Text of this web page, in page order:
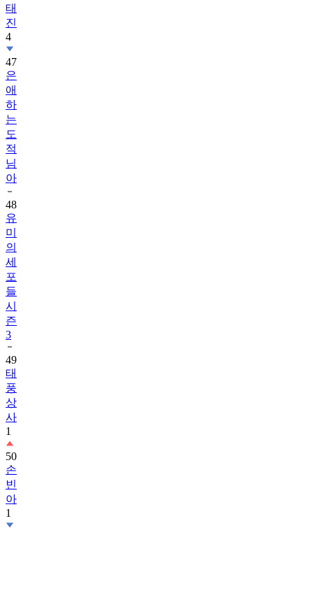
태
진
4
47
은
애
하
는
도
적
님
아
48
유
미
의
세
포
들
시
즌
3
49
태
풍
상
사
1
50
손
빈
아
1